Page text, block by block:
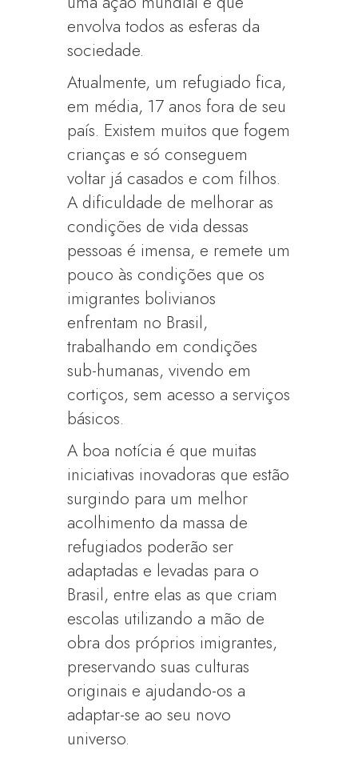
envolva todos as esferas da
sociedade.
Atualmente, um refugiado fica,
em média, 17 anos fora de seu
país. Existem muitos que fogem
crianças e só conseguem
voltar já casados e com filhos.
A dificuldade de melhorar as
condições de vida dessas
pessoas é imensa, e remete um
pouco às condições que os
imigrantes bolivianos
enfrentam no Brasil,
trabalhando em condições
sub-humanas, vivendo em
cortiços, sem acesso a serviços
básicos.
A boa notícia é que muitas
iniciativas inovadoras que estão
surgindo para um melhor
acolhimento da massa de
refugiados poderão ser
adaptadas e levadas para o
Brasil, entre elas as que criam
escolas utilizando a mão de
obra dos próprios imigrantes,
preservando suas culturas
originais e ajudando-os a
adaptar-se ao seu novo
universo.